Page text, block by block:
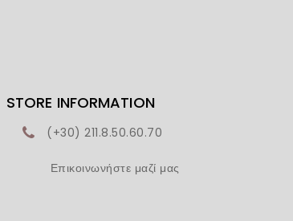
STORE INFORMATION
(+30) 211.8.50.60.70
Επικοινωνήστε μαζί μας